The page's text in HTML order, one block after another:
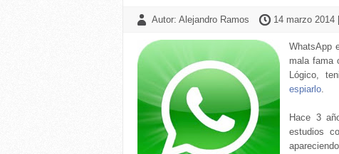
Autor: Alejandro Ramos 14 marzo 2014
WhatsApp
mala fama
Lógico,
espiarlo.
Hace 3
estudios